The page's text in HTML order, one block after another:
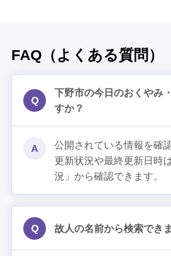
FAQ（よくある質問）
Q
下野市の今日のおくやみ
すか？
A
公開されている情報を確
更新状況や最終更新日時
況」から確認できます。
Q 故人の名前から検索でき